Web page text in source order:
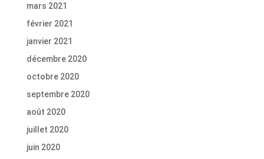
mars 2021
février 2021
janvier 2021
décembre 2020
octobre 2020
septembre 2020
août 2020
juillet 2020
juin 2020